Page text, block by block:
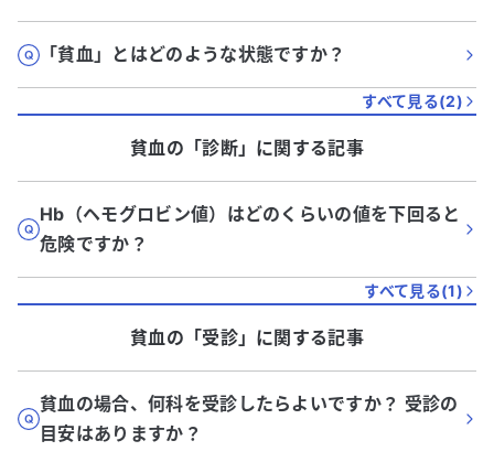
「貧血」とはどのような状態ですか？
すべて見る(2)
貧血の「診断」に関する記事
Hb（ヘモグロビン値）はどのくらいの値を下回ると
危険ですか？
すべて見る(1)
貧血の「受診」に関する記事
貧血の場合、何科を受診したらよいですか？ 受診の
目安はありますか？